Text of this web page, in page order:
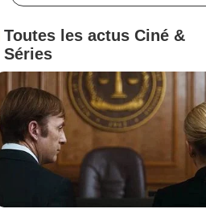
Toutes les actus Ciné &
Séries